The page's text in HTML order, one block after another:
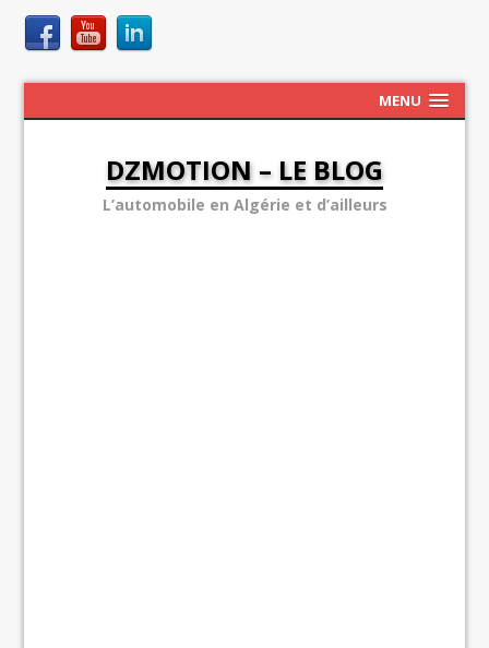
MENU
DZMOTION – LE BLOG
L’automobile en Algérie et d’ailleurs